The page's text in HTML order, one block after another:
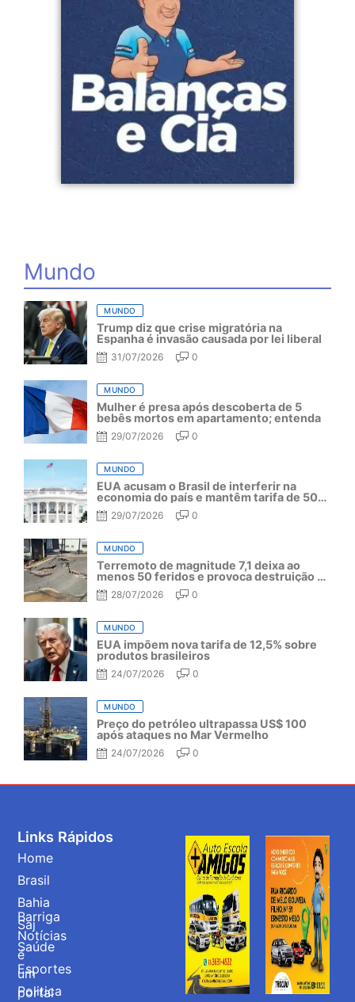
Mundo
MUNDO
Trump diz que crise migratória na
Espanha é invasão causada por lei liberal
31/07/2026 0
MUNDO
Mulher é presa após descoberta de 5
bebês mortos em apartamento; entenda
29/07/2026 0
MUNDO
EUA acusam o Brasil de interferir na
economia do país e mantêm tarifa de 50%
por mais um ano
29/07/2026 0
MUNDO
Terremoto de magnitude 7,1 deixa ao
menos 50 feridos e provoca destruição no
Japão
28/07/2026 0
MUNDO
EUA impõem nova tarifa de 12,5% sobre
produtos brasileiros
24/07/2026 0
MUNDO
Preço do petróleo ultrapassa US$ 100
após ataques no Mar Vermelho
24/07/2026 0
Barriga
Notícias
é
um
portal
Links Rápidos
Home
Brasil
Bahia
Saj
Saúde
Esportes
Politica